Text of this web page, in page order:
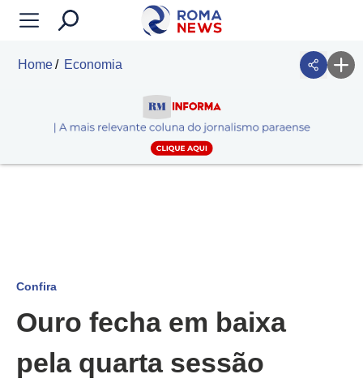
Home Economia
Confira
Ouro fecha em baixa
pela quarta sessão